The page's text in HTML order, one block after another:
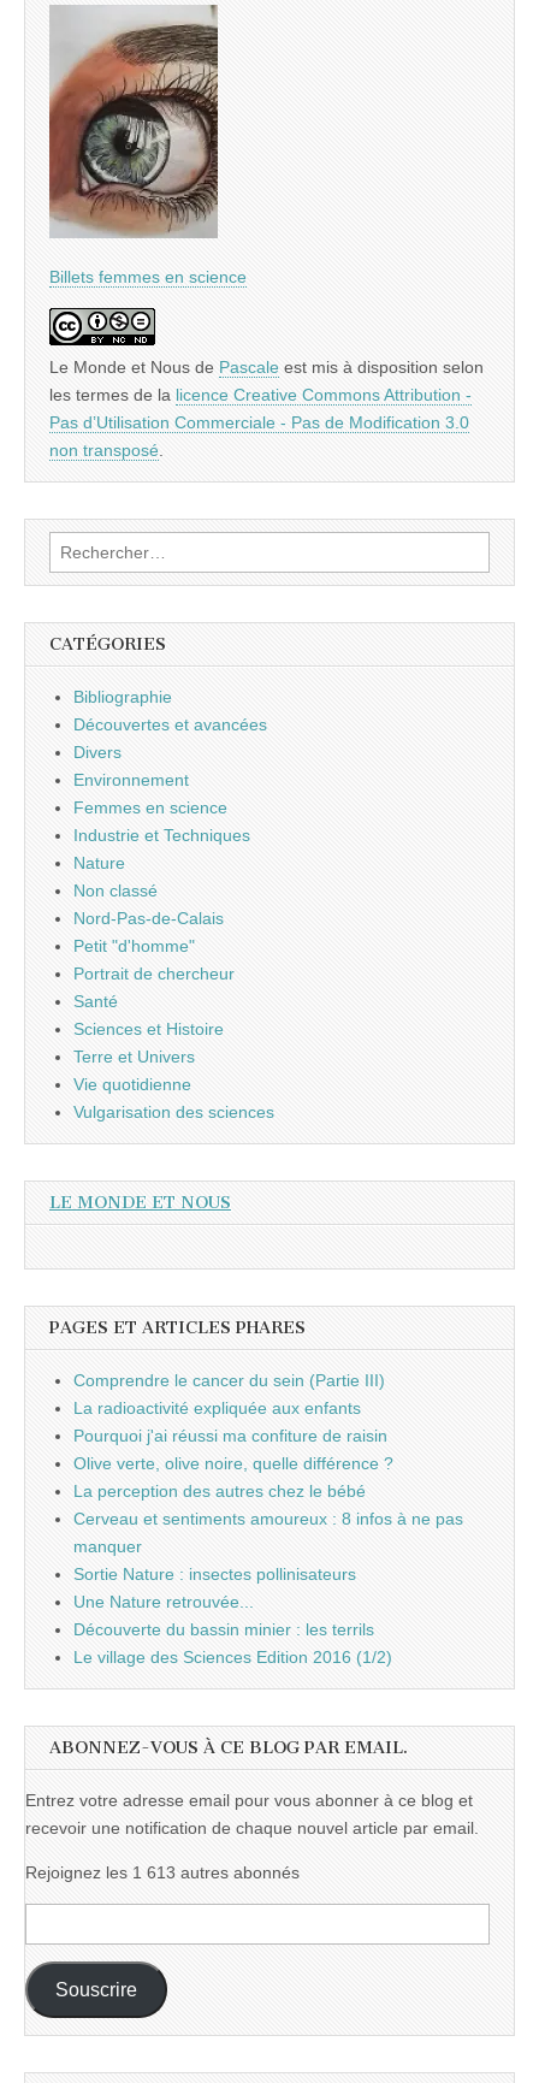
Billets femmes en science
Le Monde et Nous de Pascale est mis à disposition selon
les termes de la licence Creative Commons Attribution -
Pas d’Utilisation Commerciale - Pas de Modification 3.0
non transposé
Rechercher :
CATÉGORIES
Bibliographie
Découvertes et avancées
Divers
Environnement
Femmes en science
Industrie et Techniques
Nature
Non classé
Nord-Pas-de-Calais
Petit "d'homme"
Portrait de chercheur
Santé
Sciences et Histoire
Terre et Univers
Vie quotidienne
Vulgarisation des sciences
LE MONDE ET NOUS
PAGES ET ARTICLES PHARES
Comprendre le cancer du sein (Partie III)
La radioactivité expliquée aux enfants
Pourquoi j'ai réussi ma confiture de raisin
Olive verte, olive noire, quelle différence ?
La perception des autres chez le bébé
Cerveau et sentiments amoureux : 8 infos à ne pas
manquer
Sortie Nature : insectes pollinisateurs
Une Nature retrouvée...
Découverte du bassin minier : les terrils
Le village des Sciences Edition 2016 (1/2)
ABONNEZ-VOUS À CE BLOG PAR EMAIL.
Entrez votre adresse email pour vous abonner à ce blog et
recevoir une notification de chaque nouvel article par email.
Rejoignez les 1 613 autres abonnés
e-
mail :
Souscrire